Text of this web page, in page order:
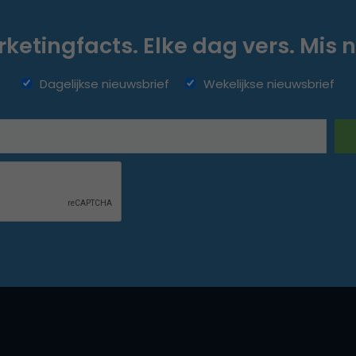
Elke dag vers. Mis
Dagelijkse nieuwsbrief Wekelijkse nieuwsbrief